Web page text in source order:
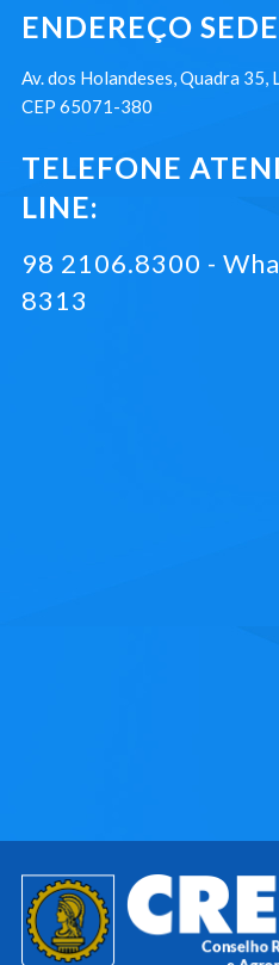
ENDEREÇO SEDE
Av. dos Holandeses, Quadra 35,
CEP 65071-380
TELEFONE
LINE:
98 2106.8300 -
8313